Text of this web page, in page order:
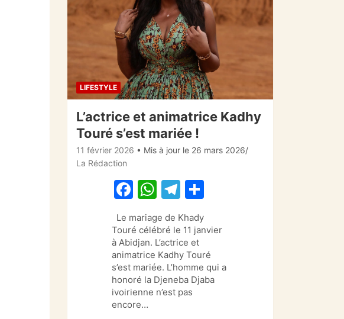
LIFESTYLE
L’actrice et animatrice Kadhy
Touré s’est mariée !
11 février 2026 • Mis à jour le 26 mars 2026
La Rédaction
F
c
e
b
o
o
W
at
s
A
p
p
T
el
e
gr
a
m
ta
g
er
Le mariage de Khady
Touré célébré le 11 janvier
à Abidjan. L’actrice et
animatrice Kadhy Touré
s’est mariée. L’homme qui a
honoré la Djeneba Djaba
ivoirienne n’est pas
encore…